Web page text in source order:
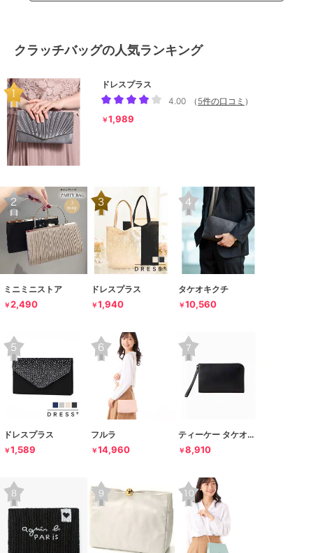
クラッチバッグの人気ランキング
ドレスプラス
4.00
（ 5件の口コミ ）
￥1,989
ミニミニストア
￥2,490
ドレスプラス
￥1,940
タケオキクチ
￥10,560
ドレスプラス
￥1,589
フルラ
￥14,960
ティーケー タケオキクチ
￥8,910